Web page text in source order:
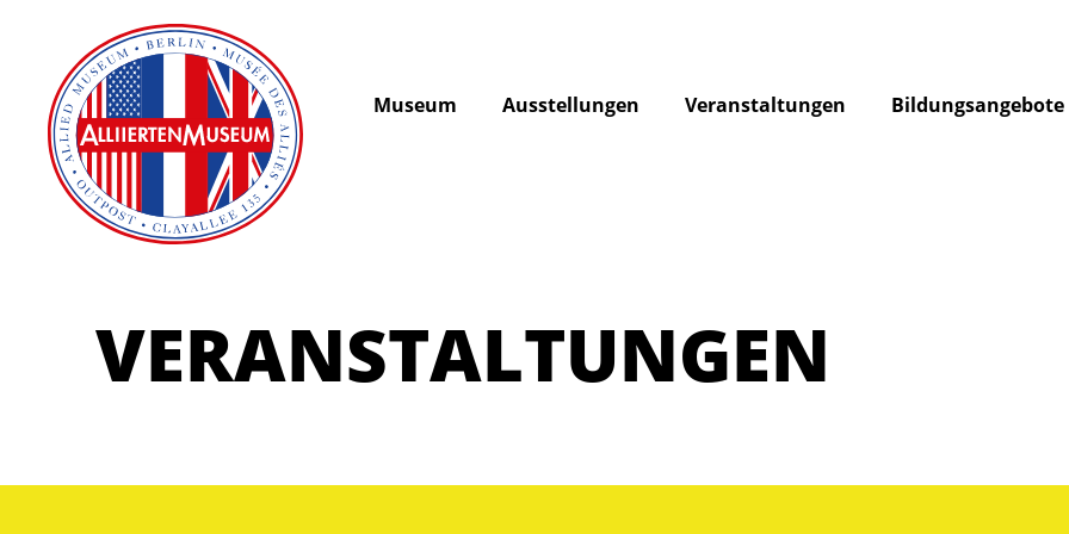
Museum Ausstellungen Veranstaltungen Bildungsangebote
VERANSTALTUNGEN